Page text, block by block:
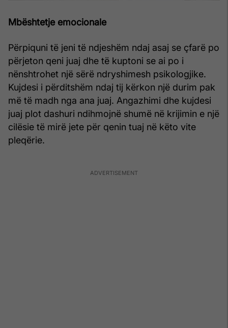
Mbështetje emocionale
Përpiquni të jeni të ndjeshëm ndaj asaj se çfarë po
përjeton qeni juaj dhe të kuptoni se ai po i
nënshtrohet një sërë ndryshimesh psikologjike.
Kujdesi i përditshëm ndaj tij kërkon një durim pak
më të madh nga ana juaj. Angazhimi dhe kujdesi
juaj plot dashuri ndihmojnë shumë në krijimin e një
cilësie të mirë jete për qenin tuaj në këto vite
pleqërie.